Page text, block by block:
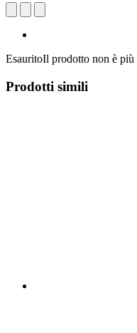
EsauritoIl prodotto non è più
Prodotti simili